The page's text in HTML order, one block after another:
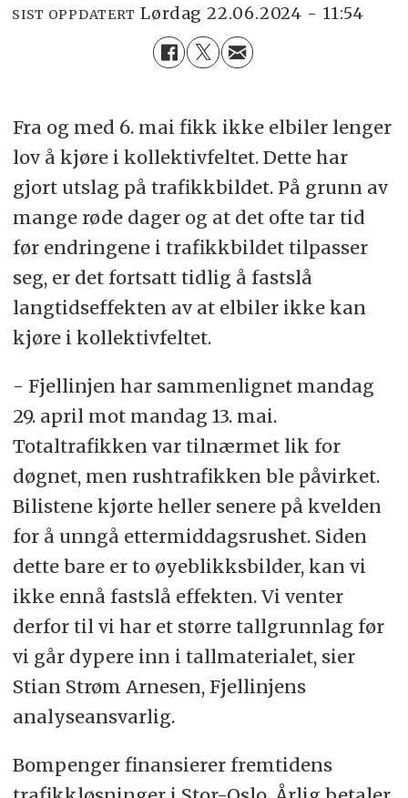
SIST OPPDATERT lørdag 22.06.2024 - 11:54
Fra og med 6. mai fikk ikke elbiler lenger
lov å kjøre i kollektivfeltet. Dette har
gjort utslag på trafikkbildet. På grunn av
mange røde dager og at det ofte tar tid
før endringene i trafikkbildet tilpasser
seg, er det fortsatt tidlig å fastslå
langtidseffekten av at elbiler ikke kan
kjøre i kollektivfeltet.
- Fjellinjen har sammenlignet mandag
29. april mot mandag 13. mai.
Totaltrafikken var tilnærmet lik for
døgnet, men rushtrafikken ble påvirket.
Bilistene kjørte heller senere på kvelden
for å unngå ettermiddagsrushet. Siden
dette bare er to øyeblikksbilder, kan vi
ikke ennå fastslå effekten. Vi venter
derfor til vi har et større tallgrunnlag før
vi går dypere inn i tallmaterialet, sier
Stian Strøm Arnesen, Fjellinjens
analyseansvarlig.
Bompenger finansierer fremtidens